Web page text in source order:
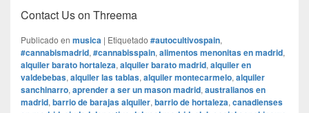
Contact Us on Threema
Publicado en musica | Etiquetado #autocultivospain,
#cannabismadrid, #cannabisspain, alimentos menonitas en madrid,
alquiler barato hortaleza, alquiler barato madrid, alquiler en
valdebebas, alquiler las tablas, alquiler montecarmelo, alquiler
sanchinarro, aprender a ser un mason madrid, australianos en
madrid, barrio de barajas alquiler, barrio de hortaleza, canadienses